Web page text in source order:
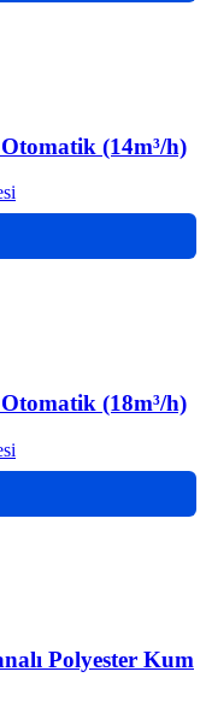
(14m³/h)
(18m³/h)
Polyester Kum